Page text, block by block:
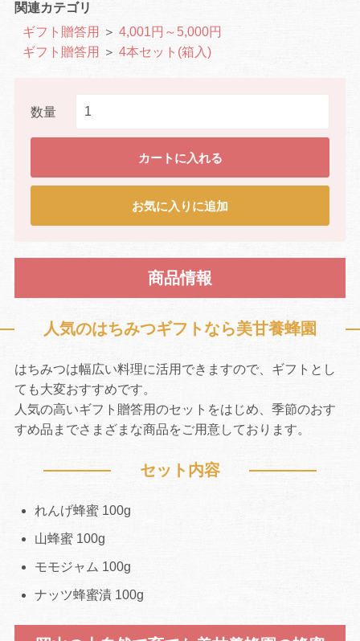
関連カテゴリ
ギフト贈答用
＞ 4,001円～5,000円
ギフト贈答用
＞ 4本セット(箱入)
数量
カートに入れる
お気に入りに追加
商品情報
人気のはちみつギフトなら美甘養蜂園
はちみつは幅広い料理に活用できますので、ギフトとし
ても大変おすすめです。
人気の高いギフト贈答用のセットをはじめ、季節のおす
すめ品までさまざまな商品をご用意しております。
セット内容
れんげ蜂蜜 100g
山蜂蜜 100g
モモジャム 100g
ナッツ蜂蜜漬 100g